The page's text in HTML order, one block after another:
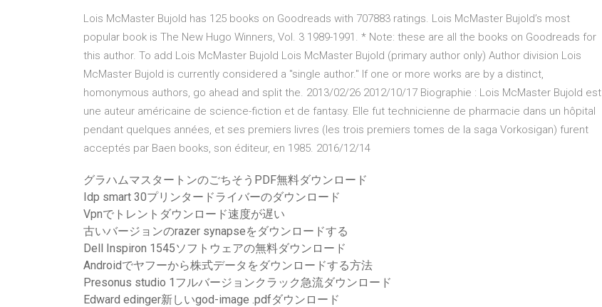
Lois McMaster Bujold has 125 books on Goodreads with 707883 ratings. Lois McMaster Bujold’s most
popular book is The New Hugo Winners, Vol. 3 1989-1991. * Note: these are all the books on Goodreads for
this author. To add Lois McMaster Bujold Lois McMaster Bujold (primary author only) Author division Lois
McMaster Bujold is currently considered a "single author." If one or more works are by a distinct,
homonymous authors, go ahead and split the. 2013/02/26 2012/10/17 Biographie : Lois McMaster Bujold est
une auteur américaine de science-fiction et de fantasy. Elle fut technicienne de pharmacie dans un hôpital
pendant quelques années, et ses premiers livres (les trois premiers tomes de la saga Vorkosigan) furent
acceptés par Baen books, son éditeur, en 1985. 2016/12/14
グラハムマスタートンのごちそうPDF無料ダウンロード
Idp smart 30プリンタードライバーのダウンロード
Vpnでトレントダウンロード速度が遅い
古いバージョンのrazer synapseをダウンロードする
Dell Inspiron 1545ソフトウェアの無料ダウンロード
Androidでヤフーから株式データをダウンロードする方法
Presonus studio 1フルバージョンクラック急流ダウンロード
Edward edinger新しいgod-image .pdfダウンロード